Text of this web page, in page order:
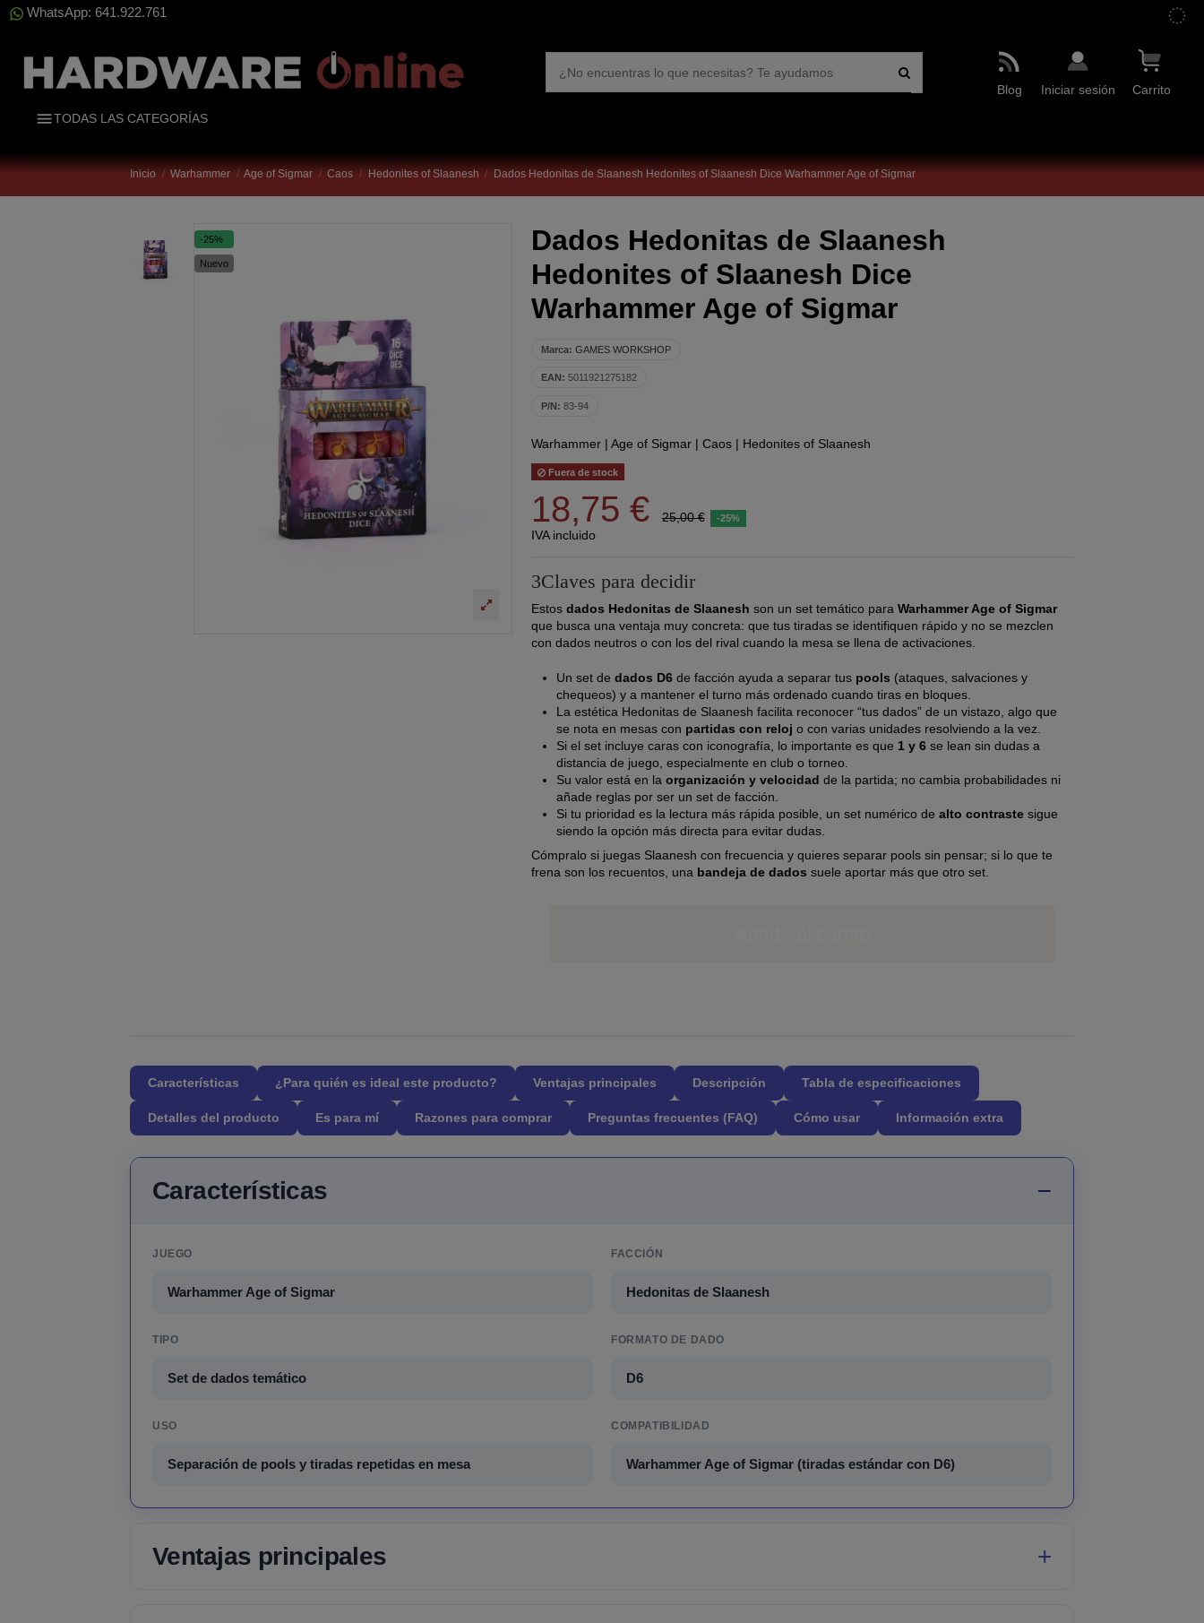
WhatsApp: 641.922.761
Blog Iniciar sesión Carrito
TODAS LAS CATEGORÍAS
Inicio Warhammer Age of Sigmar Caos Hedonites of Slaanesh Dados Hedonitas de Slaanesh Hedonites of Slaanesh Dice Warhammer Age of Sigmar
-25%
Nuevo
Dados Hedonitas de Slaanesh
Hedonites of Slaanesh Dice
Warhammer Age of Sigmar
Marca: GAMES WORKSHOP
EAN: 5011921275182
P/N: 83-94
Warhammer| Age of Sigmar| Caos| Hedonites of Slaanesh
Fuera de stock
18,75 € 25,00 € -25%
IVA incluido
3Claves para decidir
Estos dados Hedonitas de Slaanesh son un set temático para Warhammer Age of Sigmar
que busca una ventaja muy concreta: que tus tiradas se identifiquen rápido y no se mezclen
con dados neutros o con los del rival cuando la mesa se llena de activaciones.
Un set de dados D6de facción ayuda a separar tus pools (ataques, salvaciones y
chequeos) y a mantener el turno más ordenado cuando tiras en bloques.
La estética Hedonitas de Slaanesh facilita reconocer “tus dados” de un vistazo, algo que
se nota en mesas con partidas con reloj o con varias unidades resolviendo a la vez.
Si el set incluye caras con iconografía, lo importante es que 1 y 6se lean sin dudas a
distancia de juego, especialmente en club o torneo.
Su valor está en la organización y velocidad de la partida; no cambia probabilidades ni
añade reglas por ser un set de facción.
Si tu prioridad es la lectura más rápida posible, un set numérico de alto contrastesigue
siendo la opción más directa para evitar dudas.
Cómpralo si juegas Slaanesh con frecuencia y quieres separar pools sin pensar; si lo que te
frena son los recuentos, una bandeja de dados suele aportar más que otro set.
Características ¿Para quién es ideal este producto? Ventajas principales Descripción Tabla de especificaciones
Detalles del producto Es para mí Razones para comprar Preguntas frecuentes (FAQ) Cómo usar Información extra
Características
JUEGO
Warhammer Age of Sigmar
FACCIÓN
Hedonitas de Slaanesh
TIPO
Set de dados temático
FORMATO DE DADO
D6
USO
Separación de pools y tiradas repetidas en mesa
COMPATIBILIDAD
Warhammer Age of Sigmar (tiradas estándar con D6)
Ventajas principales